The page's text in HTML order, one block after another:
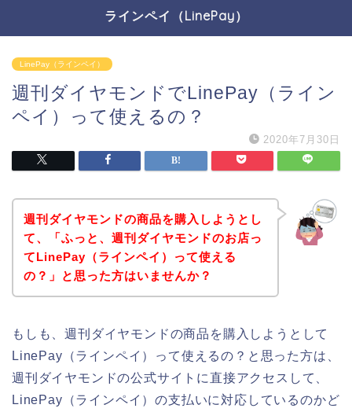
ラインペイ（LinePay）
LinePay（ラインペイ）
週刊ダイヤモンドでLinePay（ライン
ペイ）って使えるの？
2020年7月30日
週刊ダイヤモンドの商品を購入しようとし
て、「ふっと、週刊ダイヤモンドのお店っ
てLinePay（ラインペイ）って使える
の？」と思った方はいませんか？
もしも、週刊ダイヤモンドの商品を購入しようとして
LinePay（ラインペイ）って使えるの？と思った方は、
週刊ダイヤモンドの公式サイトに直接アクセスして、
LinePay（ラインペイ）の支払いに対応しているのかど